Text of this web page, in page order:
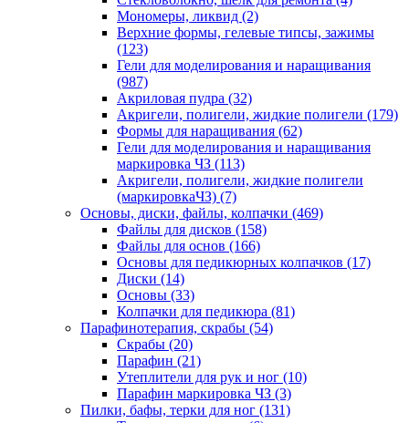
Мономеры, ликвид (2)
Верхние формы, гелевые типсы, зажимы
(123)
Гели для моделирования и наращивания
(987)
Акриловая пудра (32)
Акригели, полигели, жидкие полигели (179)
Формы для наращивания (62)
Гели для моделирования и наращивания
маркировка ЧЗ (113)
Акригели, полигели, жидкие полигели
(маркировкаЧЗ) (7)
Основы, диски, файлы, колпачки (469)
Файлы для дисков (158)
Файлы для основ (166)
Основы для педикюрных колпачков (17)
Диски (14)
Основы (33)
Колпачки для педикюра (81)
Парафинотерапия, скрабы (54)
Скрабы (20)
Парафин (21)
Утеплители для рук и ног (10)
Парафин маркировка ЧЗ (3)
Пилки, бафы, терки для ног (131)